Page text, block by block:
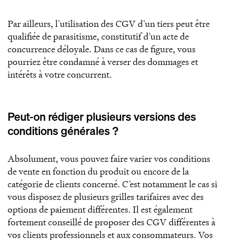
Par ailleurs, l’utilisation des CGV d’un tiers peut être
qualifiée de parasitisme, constitutif d’un acte de
concurrence déloyale. Dans ce cas de figure, vous
pourriez être condamné à verser des dommages et
intérêts à votre concurrent.
Peut-on rédiger plusieurs versions des
conditions générales ?
Absolument, vous pouvez faire varier vos conditions
de vente en fonction du produit ou encore de la
catégorie de clients concerné. C’est notamment le cas si
vous disposez de plusieurs grilles tarifaires avec des
options de paiement différentes. Il est également
fortement conseillé de proposer des CGV différentes à
vos clients professionnels et aux consommateurs. Vos